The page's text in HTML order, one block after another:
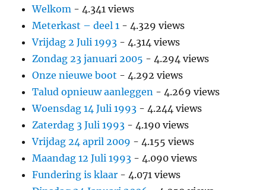
Welkom - 4.341 views
Meterkast – deel 1 - 4.329 views
Vrijdag 2 Juli 1993 - 4.314 views
Zondag 23 januari 2005 - 4.294 views
Onze nieuwe boot - 4.292 views
Talud opnieuw aanleggen - 4.269 views
Woensdag 14 Juli 1993 - 4.244 views
Zaterdag 3 Juli 1993 - 4.190 views
Vrijdag 24 april 2009 - 4.155 views
Maandag 12 Juli 1993 - 4.090 views
Fundering is klaar - 4.071 views